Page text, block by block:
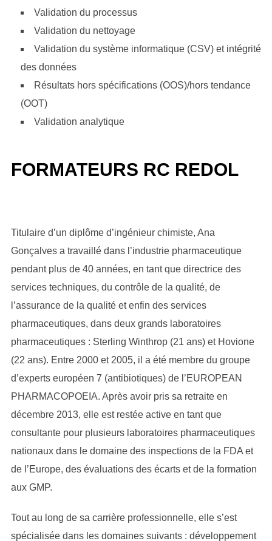
Validation du processus
Validation du nettoyage
Validation du système informatique (CSV) et intégrité
des données
Résultats hors spécifications (OOS)/hors tendance
(OOT)
Validation analytique
FORMATEURS RC REDOL
Titulaire d’un diplôme d’ingénieur chimiste, Ana
Gonçalves a travaillé dans l’industrie pharmaceutique
pendant plus de 40 années, en tant que directrice des
services techniques, du contrôle de la qualité, de
l’assurance de la qualité et enfin des services
pharmaceutiques, dans deux grands laboratoires
pharmaceutiques : Sterling Winthrop (21 ans) et Hovione
(22 ans). Entre 2000 et 2005, il a été membre du groupe
d’experts européen 7 (antibiotiques) de l’EUROPEAN
PHARMACOPOEIA. Après avoir pris sa retraite en
décembre 2013, elle est restée active en tant que
consultante pour plusieurs laboratoires pharmaceutiques
nationaux dans le domaine des inspections de la FDA et
de l’Europe, des évaluations des écarts et de la formation
aux GMP.
Tout au long de sa carrière professionnelle, elle s’est
spécialisée dans les domaines suivants : développement